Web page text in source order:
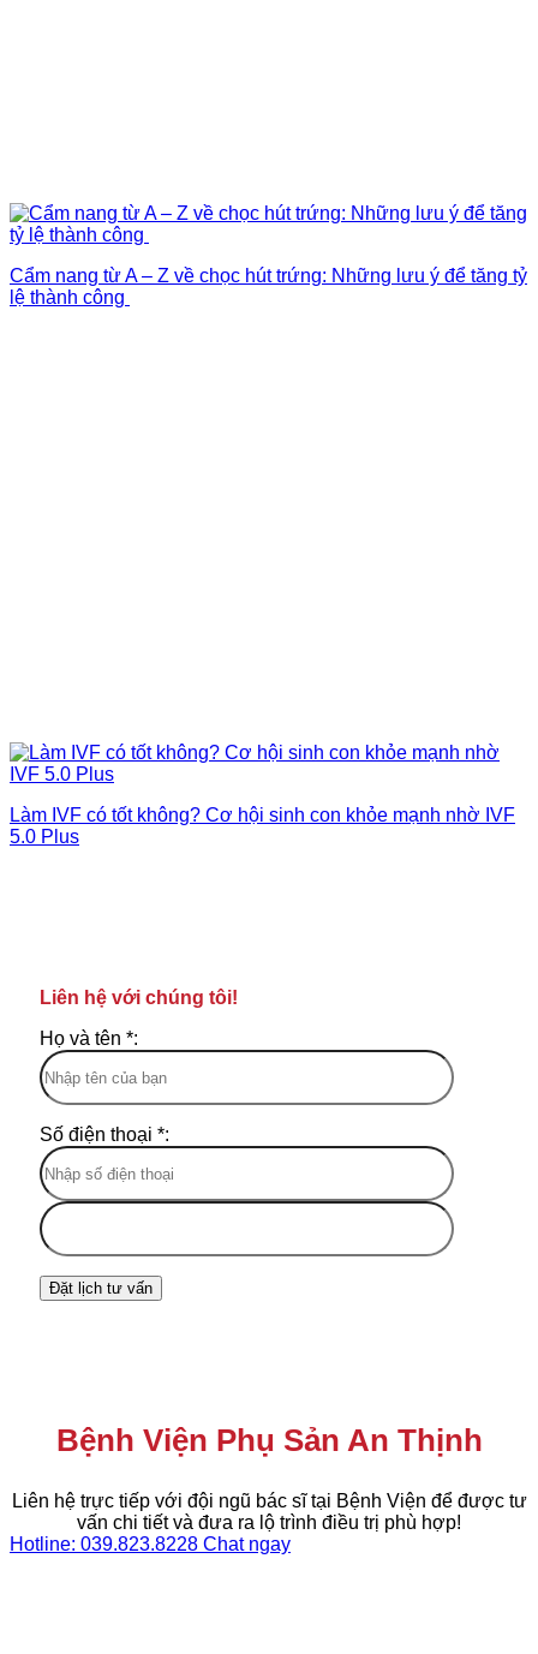
Cẩm nang từ A – Z về chọc hút trứng: Những lưu ý để tăng tỷ
lệ thành công
Làm IVF có tốt không? Cơ hội sinh con khỏe mạnh nhờ IVF
5.0 Plus
Liên hệ với chúng tôi!
Họ và tên *:
Số điện thoại *:
Bệnh Viện Phụ Sản An Thịnh
Liên hệ trực tiếp với đội ngũ bác sĩ tại Bệnh Viện để được tư
vấn chi tiết và đưa ra lộ trình điều trị phù hợp!
Hotline: 039.823.8228 Chat ngay